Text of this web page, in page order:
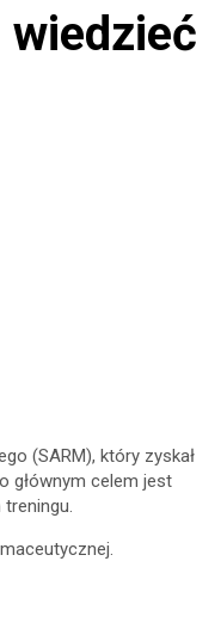
wiedzieć
(SARM), który zyskał
głównym celem jest